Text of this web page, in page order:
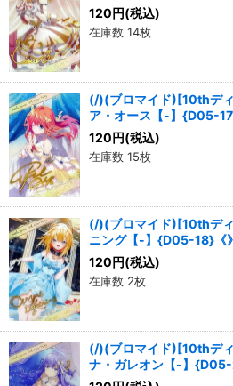
120 円(税込)
在庫数 14枚
(/)(ブロマイド)[10thデ
ア・オース【-】{D05-
120 円(税込)
在庫数 15枚
(/)(ブロマイド)[10thデ
ニング【-】{D05-18}《》
120 円(税込)
在庫数 2枚
(/)(ブロマイド)[10thデ
ナ・ガレオン【-】{D05-